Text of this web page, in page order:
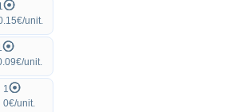
unit.
unit.
1
0€/unit.